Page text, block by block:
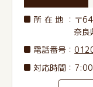
所在地 ：〒
奈良
電話番号 ：
対応時間：